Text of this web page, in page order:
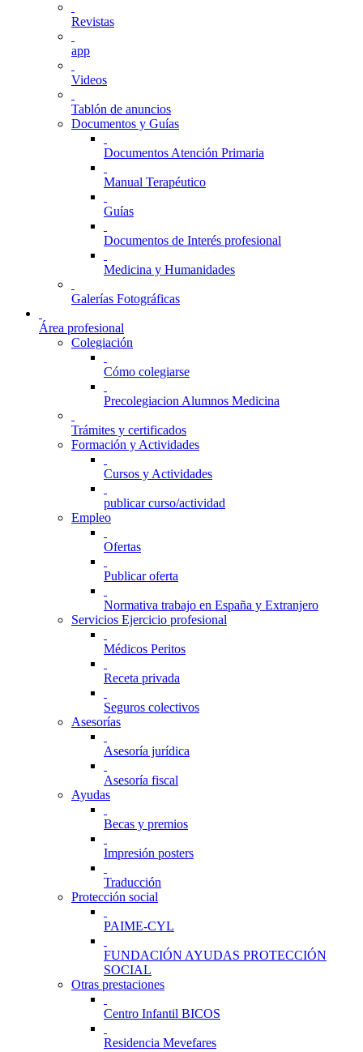
Revistas
app
Videos
Tablón de anuncios
Documentos y Guías
Documentos Atención Primaria
Manual Terapéutico
Guías
Documentos de Interés profesional
Medicina y Humanidades
Galerías Fotográficas
Área profesional
Colegiación
Cómo colegiarse
Precolegiacion Alumnos Medicina
Trámites y certificados
Formación y Actividades
Cursos y Actividades
publicar curso/actividad
Empleo
Ofertas
Publicar oferta
Normativa trabajo en España y Extranjero
Servicios Ejercicio profesional
Médicos Peritos
Receta privada
Seguros colectivos
Asesorías
Asesoría jurídica
Asesoría fiscal
Ayudas
Becas y premios
Impresión posters
Traducción
Protección social
PAIME-CYL
FUNDACIÓN AYUDAS PROTECCIÓN
SOCIAL
Otras prestaciones
Centro Infantil BICOS
Residencia Mevefares